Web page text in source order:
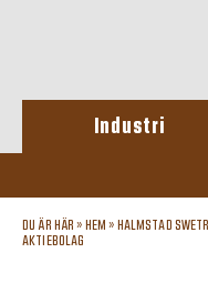
Industri
DU ÄR HÄR » HEM » HALMSTAD
AKTIEBOLAG